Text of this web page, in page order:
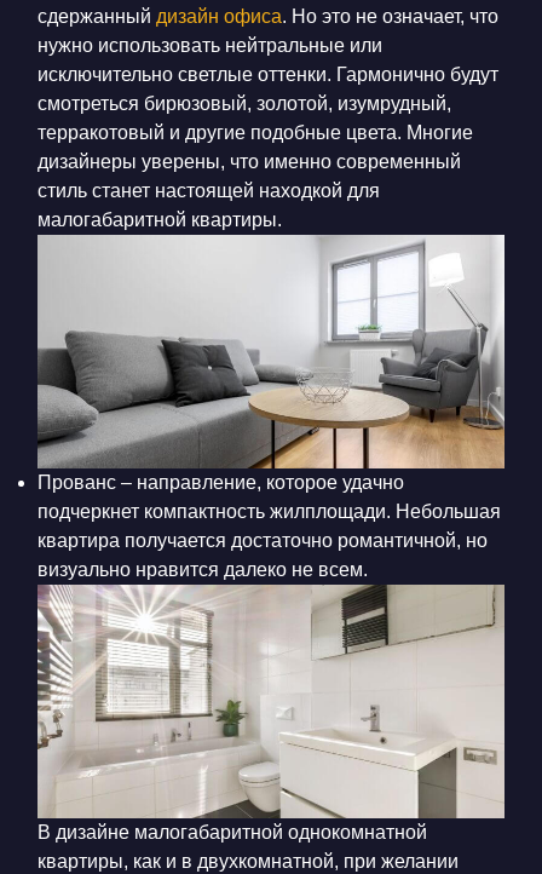
сдержанный дизайн офиса. Но это не означает, что
нужно использовать нейтральные или
исключительно светлые оттенки. Гармонично будут
смотреться бирюзовый, золотой, изумрудный,
терракотовый и другие подобные цвета. Многие
дизайнеры уверены, что именно современный
стиль станет настоящей находкой для
малогабаритной квартиры.
Прованс – направление, которое удачно
подчеркнет компактность жилплощади. Небольшая
квартира получается достаточно романтичной, но
визуально нравится далеко не всем.
В дизайне малогабаритной однокомнатной
квартиры, как и в двухкомнатной, при желании